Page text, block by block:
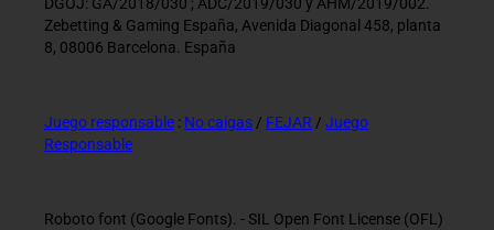
Zebetting & Gaming España, Avenida Diagonal 458, planta
8, 08006 Barcelona. España
Juego responsable : No caigas / FEJAR / Juego
Responsable
Roboto font (Google Fonts). - SIL Open Font License (OFL)